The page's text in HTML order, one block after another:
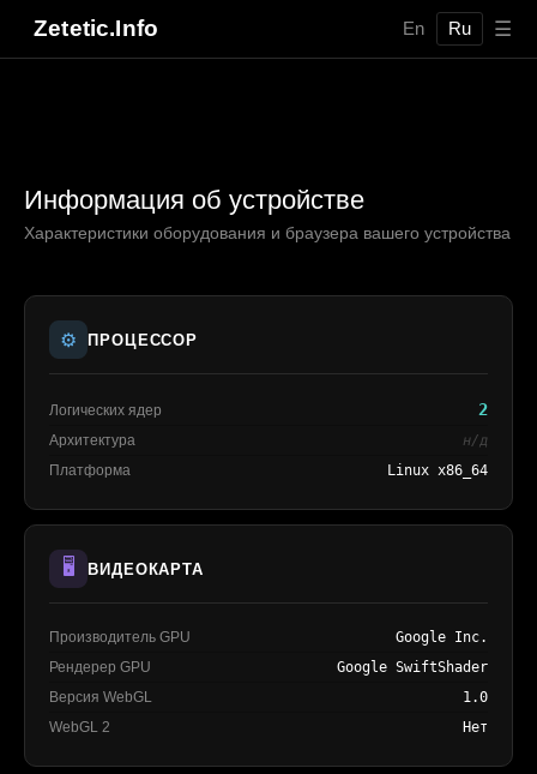
Zetetic.Info En Ru ☰
Информация об устройстве
Характеристики оборудования и браузера вашего устройства
⚙️ ПРОЦЕССОР
Логических ядер 2
Архитектура
н/д
Платформа
Linux x86_64
🖥️ ВИДЕОКАРТА
Производитель GPU
Google Inc.
Рендерер GPU
Google SwiftShader
Версия WebGL
1.0
WebGL 2
Нет